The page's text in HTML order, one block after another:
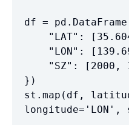
df =
})
st.map(df,
longitude='LON',